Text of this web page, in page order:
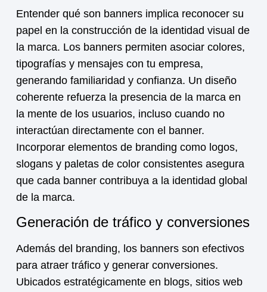
Entender qué son bannersimplica reconocer su
papel en la construcción de la identidad visual de
la marca. Los banners permiten asociar colores,
tipografías y mensajes con tu empresa,
generando familiaridad y confianza. Un diseño
coherente refuerza la presencia de la marca en
la mente de los usuarios, incluso cuando no
interactúan directamente con el banner.
Incorporar elementos de branding como logos,
slogans y paletas de color consistentes asegura
que cada banner contribuya a la identidad global
de la marca.
Generación de tráfico y conversiones
Además del branding, los banners son efectivos
para atraer tráfico y generar conversiones.
Ubicados estratégicamente en blogs, sitios web